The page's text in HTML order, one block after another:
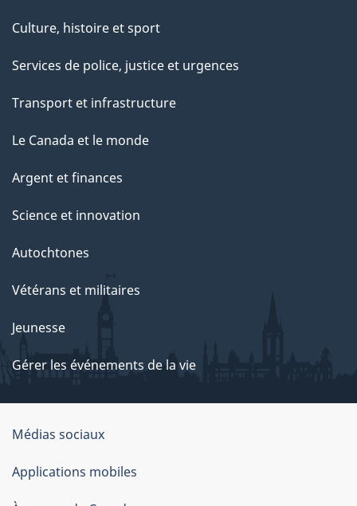
Culture, histoire et sport
Services de police, justice et urgences
Transport et infrastructure
Le Canada et le monde
Argent et finances
Science et innovation
Autochtones
Vétérans et militaires
Jeunesse
Gérer les événements de la vie
Organisation
du
gouvernement
Médias sociaux
Applications mobiles